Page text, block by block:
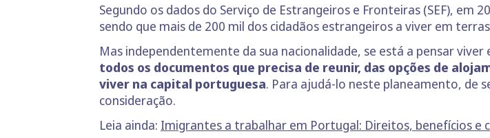
Segundo os dados do Serviço de Estrangeiros e Fronteiras (SEF), em
sendo que mais de 200 mil dos cidadãos estrangeiros a viver em
Mas independentemente da sua nacionalidade, se está a pensar
todos os documentos que precisa de reunir, das opções de
viver na capital portuguesa. Para ajudá-lo neste planeamento, de
consideração.
Leia ainda: Imigrantes a trabalhar em Portugal: Direitos, benefícios e